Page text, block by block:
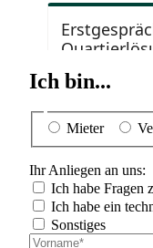
Ich bin...
Mieter
Ihr Anliegen an uns:
Ich habe Fragen
Ich habe ein
Sonstiges